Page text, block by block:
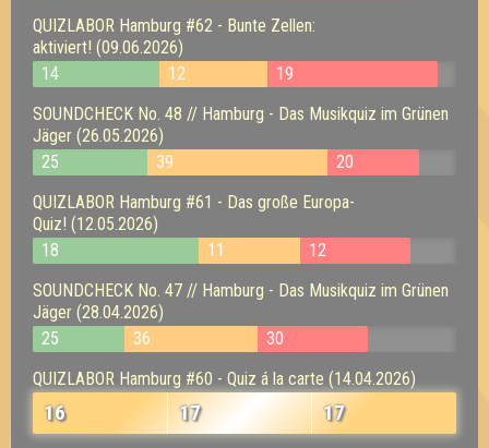
QUIZLABOR Hamburg #62 - Bunte Zellen:
aktiviert! (09.06.2026)
14
12
19
SOUNDCHECK No. 48 // Hamburg - Das Musikquiz im Grünen
Jäger (26.05.2026)
25
39
20
QUIZLABOR Hamburg #61 - Das große Europa-
Quiz! (12.05.2026)
18
11
12
SOUNDCHECK No. 47 // Hamburg - Das Musikquiz im Grünen
Jäger (28.04.2026)
25
36
30
QUIZLABOR Hamburg #60 - Quiz á la carte (14.04.2026)
16 17 17